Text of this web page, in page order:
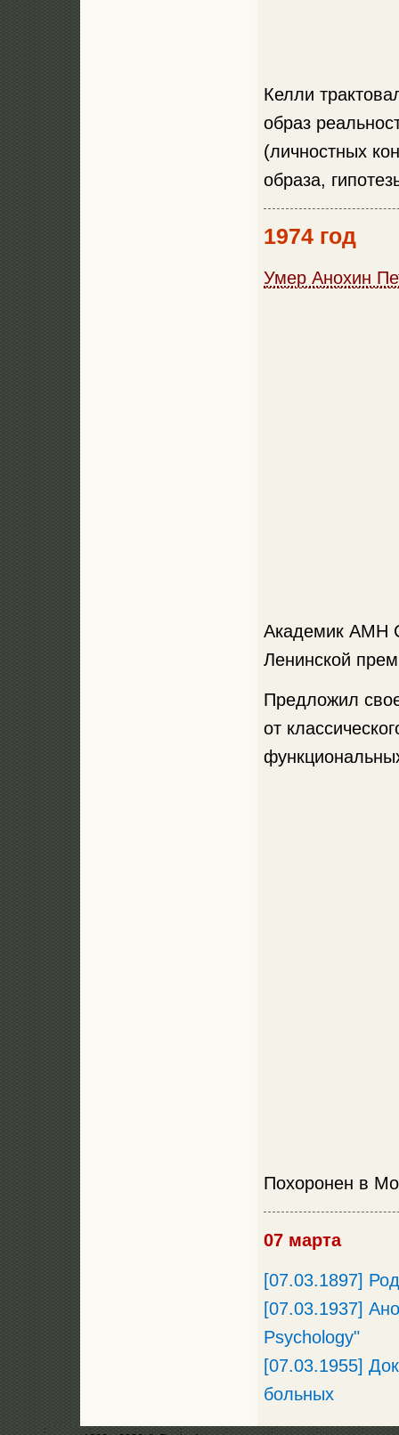
Келли
образ
(личностных
образа,
1974 год
Умер Анохин
Академик АМН
Ленинской
Предложил
от
Похоронен в
07 марта
[07.03.1897]
[07.03.1937]
Psychology"
[07.03.1955]
больных